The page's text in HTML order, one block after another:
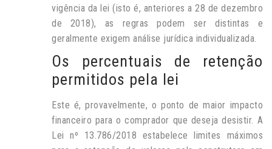
vigência da lei (isto é, anteriores a 28 de dezembro
de 2018), as regras podem ser distintas e
geralmente exigem análise jurídica individualizada.
Os percentuais de retenção
permitidos pela lei
Este é, provavelmente, o ponto de maior impacto
financeiro para o comprador que deseja desistir. A
Lei nº 13.786/2018 estabelece limites máximos